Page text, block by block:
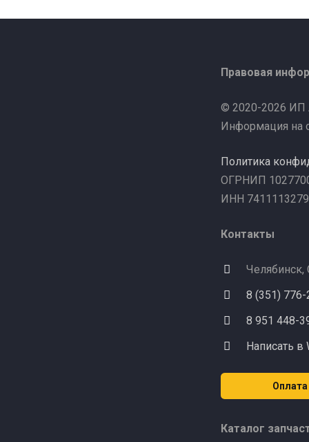
Правовая
© 2020-2026 ИП
Информация на
Политика
ОГРНИП
ИНН
Контакты
Челябинск,
8 (351)
8 951 448-
Написать в
Оплата
Каталог